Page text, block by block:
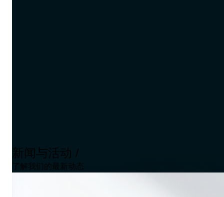
新闻与活动 /
了解我们的最新动态